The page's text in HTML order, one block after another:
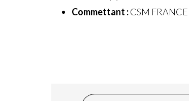
Commettant :CSM FRANCE